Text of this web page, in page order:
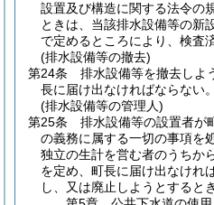
設置及び構造に関する法令の
ときは、当該排水設備等の新
で定めるところにより、検査
(排水設備等の撤去)
第24条
排水設備等を撤去しよ
長に届け出なければならない。
(排水設備等の管理人)
第25条
排水設備等の設置者が
の義務に属する一切の事項を
独立の生計を営む者のうちか
を定め、町長に届け出なけれ
し、又は廃止しようとすると